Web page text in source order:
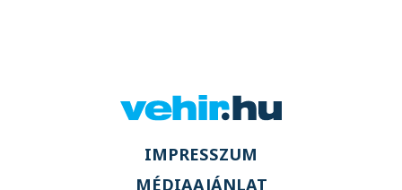
IMPRESSZUM
MÉDIAAJÁNLAT